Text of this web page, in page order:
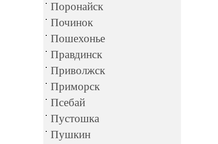
Поронайск
Починок
Пошехонье
Правдинск
Приволжск
Приморск
Псебай
Пустошка
Пушкин